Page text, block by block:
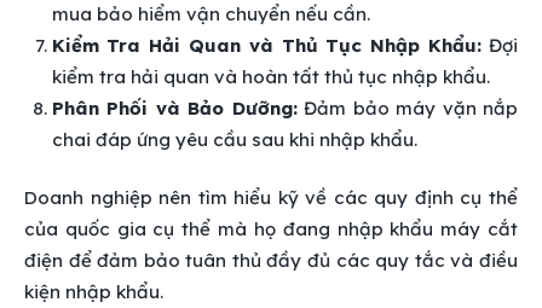
mua bảo hiểm vận chuyển nếu cần.
Kiểm Tra Hải Quan và Thủ Tục Nhập Khẩu: Đợi
kiểm tra hải quan và hoàn tất thủ tục nhập khẩu.
Phân Phối và Bảo Dưỡng:Đảm bảo máy vặn nắp
chai đáp ứng yêu cầu sau khi nhập khẩu.
Doanh nghiệp nên tìm hiểu kỹ về các quy định cụ thể
của quốc gia cụ thể mà họ đang nhập khẩu máy cắt
điện để đảm bảo tuân thủ đầy đủ các quy tắc và điều
kiện nhập khẩu.